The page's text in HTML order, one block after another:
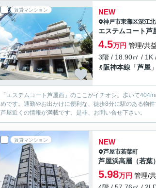
賃貸マンション NEW
神戸市東灘区深江
エステムコート芦
4.5万円 管理/共
3階 / 18.90㎡ / 1K
阪神本線 「芦屋
「エステムコート芦屋西」のここがイチオシ。歩いて
めです。通勤やお出かけに便利な、徒歩8分に駅のある物
芦屋近くの情報が満載です。是非、お問い合せ下さい。
賃貸マンション NEW
芦屋市若葉町
芦屋浜高層（若葉
5.98万円 管理/